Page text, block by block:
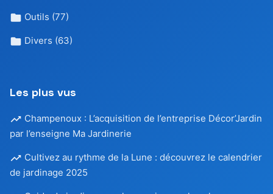
Outils (77)
Divers (63)
Les plus vus
Champenoux : L’acquisition de l’entreprise Décor’Jardin
par l’enseigne Ma Jardinerie
Cultivez au rythme de la Lune : découvrez le calendrier
de jardinage 2025